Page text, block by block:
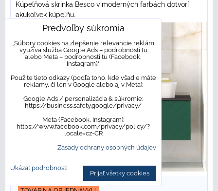
Kúpeľňová skrinka Besco v moderných farbách dotvorí
akúkoľvek kúpeľňu.
Predvoľby súkromia
„Súbory cookies na zlepšenie relevancie reklám
využíva služba Google Ads – podrobnosti tu
alebo Meta – podrobnosti tu (Facebook,
Instagram)."
Použite tieto odkazy (podľa toho, kde všad e máte
reklamy, či len v Google alebo aj v Meta):
Google Ads / personalizácia & súkromie:
https://business.safety.google/privacy/
Meta (Facebook, Instagram):
https://www.facebook.com/privacy/policy/?
locale=cz-CR
Zásady ochrany osobných údajov
Ukázať podrobnosti
Prijať všetky cookies